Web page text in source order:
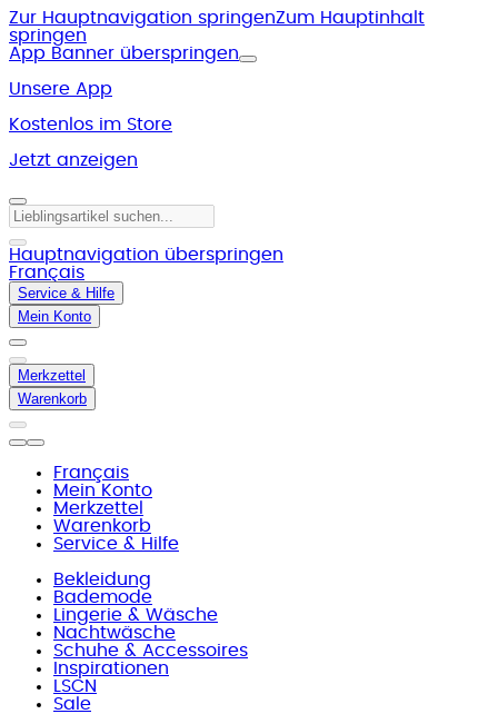
Zur Hauptnavigation springenZum Hauptinhalt
springen
App Banner überspringen
Unsere App
Kostenlos im Store
Jetzt anzeigen
Hauptnavigation überspringen
Français
Service & Hilfe
Mein Konto
Merkzettel
Warenkorb
Français
Mein Konto
Merkzettel
Warenkorb
Service & Hilfe
Bekleidung
Bademode
Lingerie & Wäsche
Nachtwäsche
Schuhe & Accessoires
Inspirationen
LSCN
Sale